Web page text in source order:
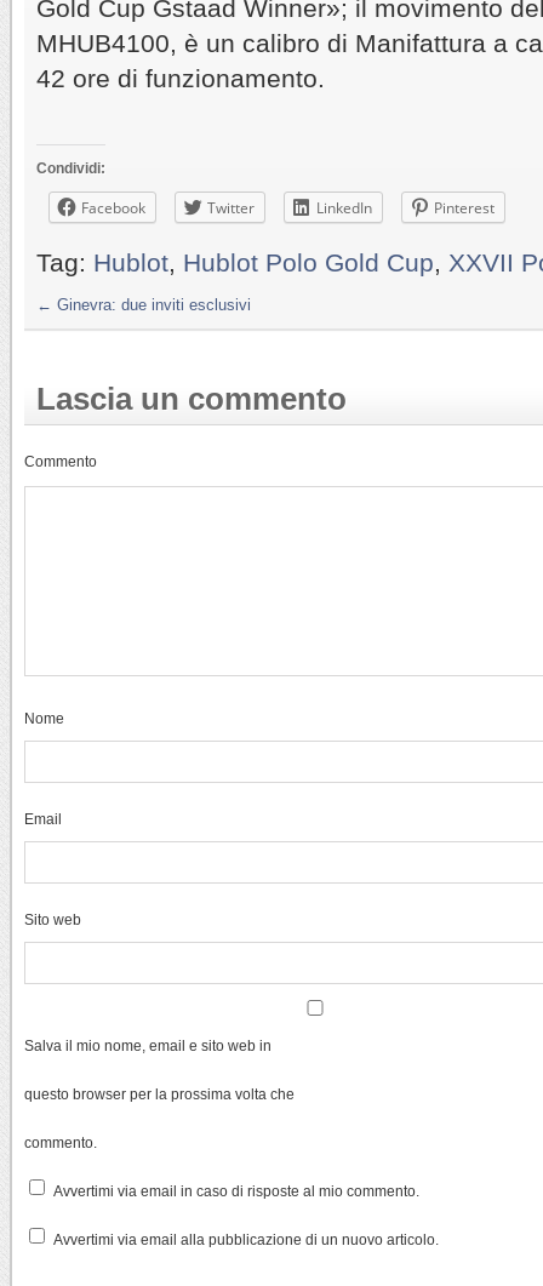
Gold Cup Gstaad Winner»; il movimento
MHUB4100, è un calibro di Manifattura a
42 ore di funzionamento.
Condividi:
Facebook Twitter LinkedIn Pinterest
Tag: Hublot, Hublot Polo Gold Cup, XXVII
← Ginevra: due inviti esclusivi
Lascia un commento
Commento
Nome
Email
Sito web
Salva il mio nome, email e sito web in
questo browser per la prossima volta che
commento.
Avvertimi via email in caso di risposte al mio commento.
Avvertimi via email alla pubblicazione di un nuovo articolo.